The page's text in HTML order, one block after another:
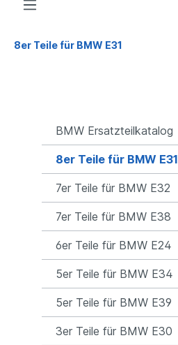
8er Teile für BMW E31
BMW Ersatzteilkatalog
8er Teile für BMW E31
7er Teile für BMW E32
7er Teile für BMW E38
6er Teile für BMW E24
5er Teile für BMW E34
5er Teile für BMW E39
3er Teile für BMW E30